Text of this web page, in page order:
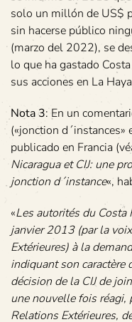
solo un millón de US$
sin hacerse público
(marzo del 2022), se
lo que ha gastado
sus acciones en La
Nota 3: En un
(«jonction d´instances»
publicado en Francia
Nicaragua et CIJ: une
jonction d´instance«,
«Les autorités du Costa
janvier 2013 (par la
Extérieures) à la
indiquant son caractère
décision de la CIJ de
une nouvelle fois réagi,
Relations Extérieures,